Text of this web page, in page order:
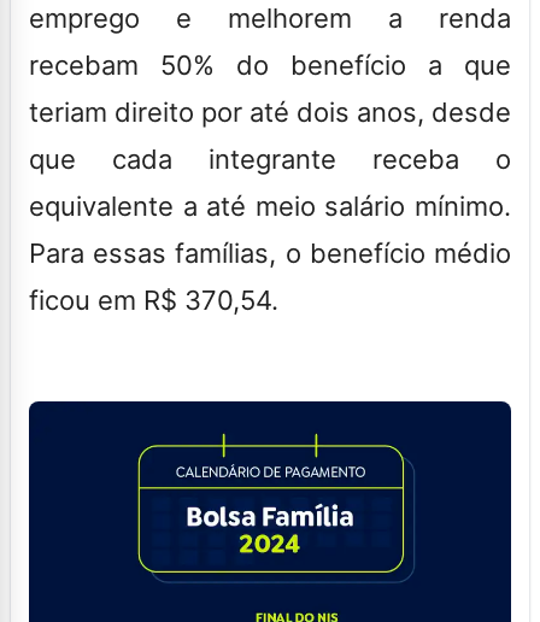
emprego e melhorem a renda
recebam 50% do benefício a que
teriam direito por até dois anos, desde
que cada integrante receba o
equivalente a até meio salário mínimo.
Para essas famílias, o benefício médio
ficou em R$ 370,54.